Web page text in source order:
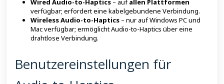
Wired Audio-to-Haptics – aufallen Plattformen
verfügbar; erfordert eine kabelgebundene Verbindung.
Wireless Audio-to-Haptics – nur auf Windows PC und
Mac verfügbar; ermöglicht Audio-to-Haptics über eine
drahtlose Verbindung.
Benutzereinstellungen für